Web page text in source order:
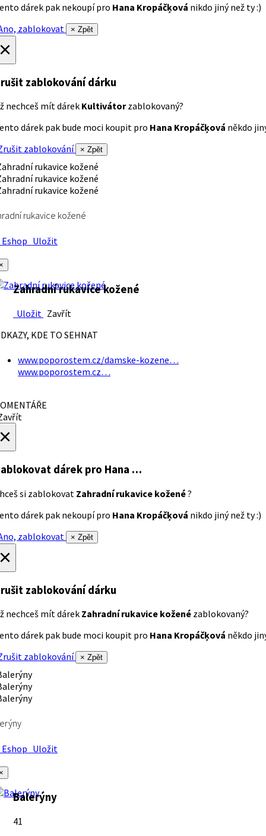
dárek pak nekoupí pro Hana Kropáčķová nikdo jiný než ty :)
zablokovat
× Zpět
zablokování dárku
nechceš mít dárek Kultivátorzablokovaný?
dárek pak bude moci koupit pro Hana Kropáčķová někdo
zablokování
× Zpět
rukavice kožené
Uložit
Zahradní rukavice kožené
Uložit Zavřít
KDE TO SEHNAT
www.poporostem.cz/damske-kozene…
www.poporostem.cz…
dárek pro Hana …
si zablokovat Zahradní rukavice kožené?
dárek pak nekoupí pro Hana Kropáčķová nikdo jiný než ty :)
zablokovat
× Zpět
zablokování dárku
nechceš mít dárek Zahradní rukavice kožené zablokovaný?
dárek pak bude moci koupit pro Hana Kropáčķová někdo
zablokování
× Zpět
Uložit
Balerýny
41